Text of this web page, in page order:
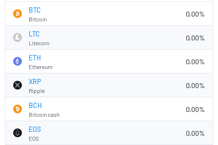
BTC
Bitcoin
0.00%
LTC
Litecoin
0.00%
ETH
Ethereum
0.00%
XRP
Ripple
0.00%
BCH
Bitcoin cash
0.00%
EOS
EOS
0.00%